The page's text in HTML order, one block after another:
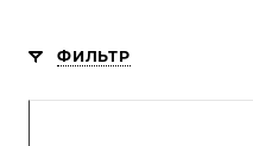
ФИЛЬТР